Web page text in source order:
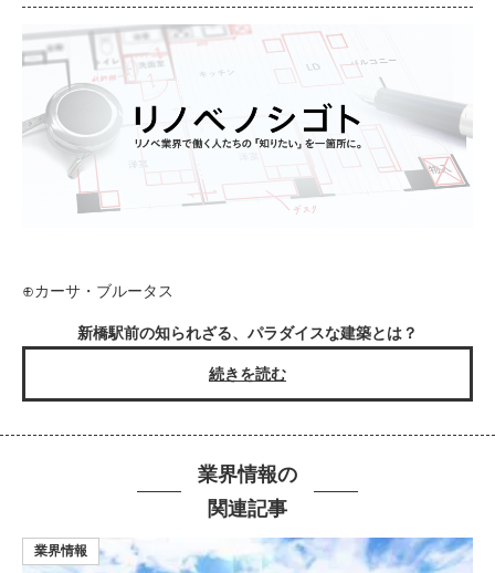
⊕カーサ・ブルータス
新橋駅前の知られざる、パラダイスな建築とは？
続きを読む
業界情報の
関連記事
業界情報